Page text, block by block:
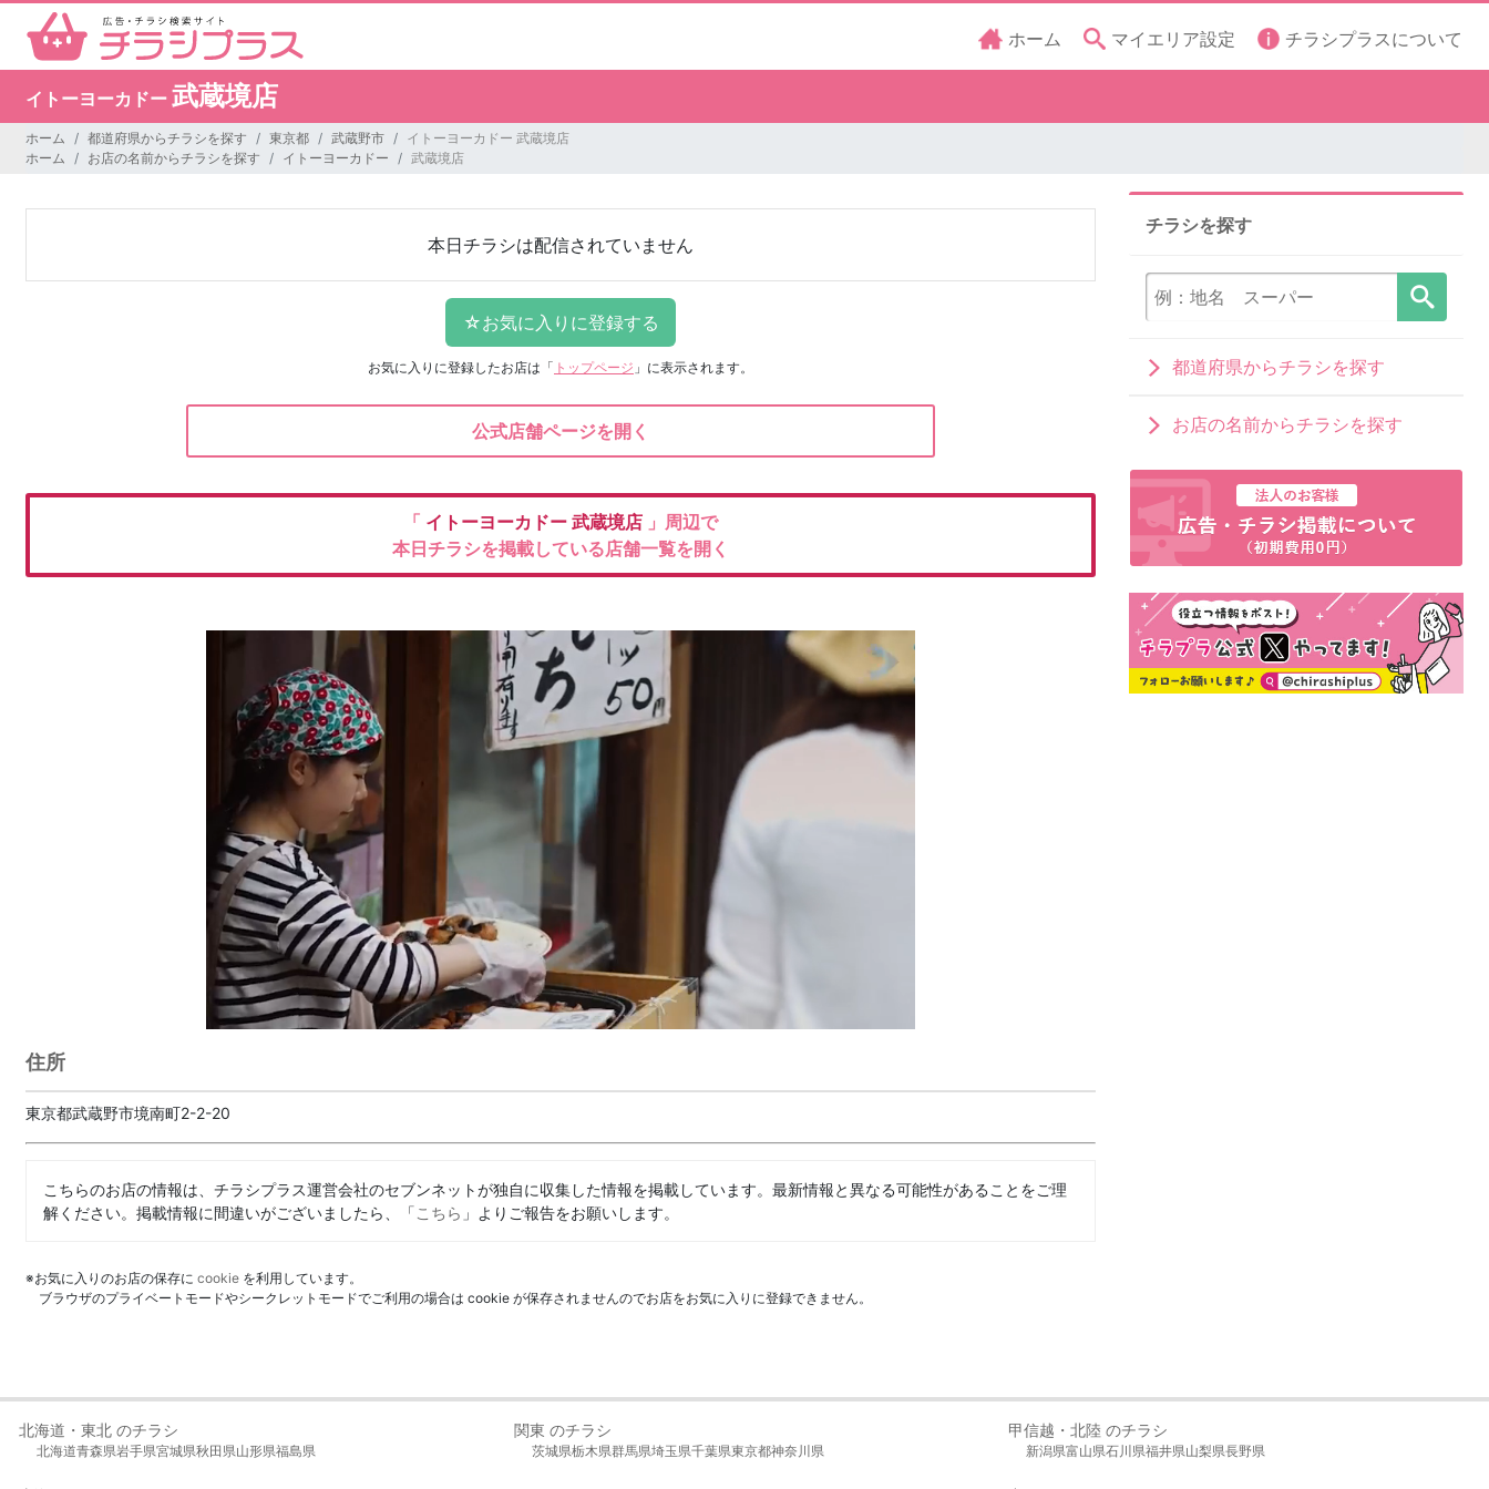
ホーム マイエリア設定 チラシプラスについて
イトーヨーカドー 武蔵境店
ホーム 都道府県からチラシを探す 東京都 武蔵野市
イトーヨーカドー 武蔵境店
ホーム
お店の名前からチラシを探す イトーヨーカドー 武蔵境店
本日チラシは配信されていません
お気に入りに登録したお店は 「 トップページ 」に表示されます。
公式店舗ページを開く
「 イトーヨーカドー 武蔵境店 」周辺で
本日チラシを掲載している店舗一覧を開く
住所
東京都武蔵野市境南町2-2-20
こちらのお店の情報は、チラシプラス運営会社のセブンネットが独自に収集した情報を掲載しています。最新情報と異なる可能性があることをご理
解ください。掲載情報に間違いがございましたら、「こちら 」よりご報告をお願いします。
※お気に入りのお店の保存に cookie を利用しています。
ブラウザのプライベートモードやシークレットモードでご利用の場合は cookie が保存されませんのでお店をお気に入りに登録できません。
チラシを探す
都道府県からチラシを探す
お店の名前からチラシを探す
北海道・東北 のチラシ
北海道青森県岩手県宮城県秋田県山形県福島県
関東 のチラシ
茨城県栃木県群馬県埼玉県千葉県東京都神奈川県
甲信越・北陸 のチラシ
新潟県富山県石川県福井県山梨県長野県